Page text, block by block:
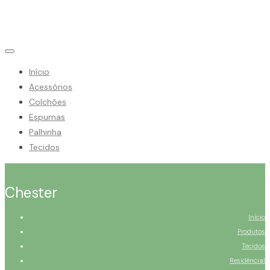
Início
Acessórios
Colchões
Espumas
Palhinha
Tecidos
Chester
Início
Produtos
Tecidos
Residêncial